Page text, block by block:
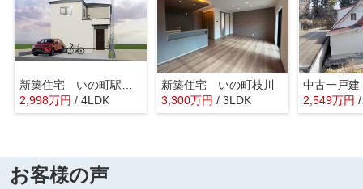
新築住宅 いの町駅東町２期②
2,998万円 / 4LDK
新築住宅 いの町枝川
3,300万円 / 3LDK 2,549万円
お客様の声